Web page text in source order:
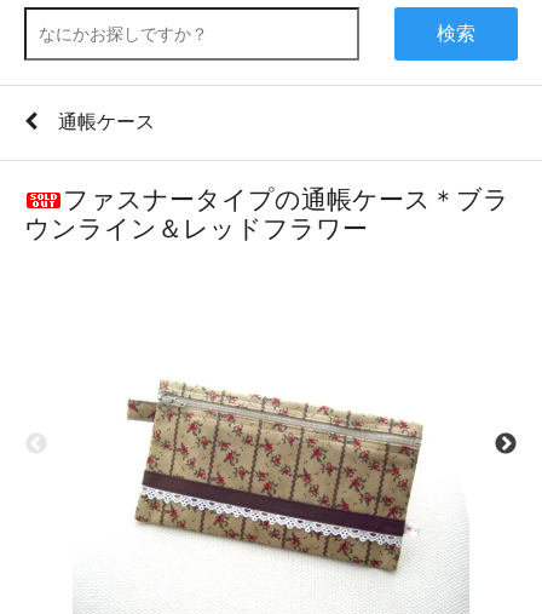
検索
通帳ケース
ファスナータイプの通帳ケース＊ブラ
ウンライン＆レッドフラワー